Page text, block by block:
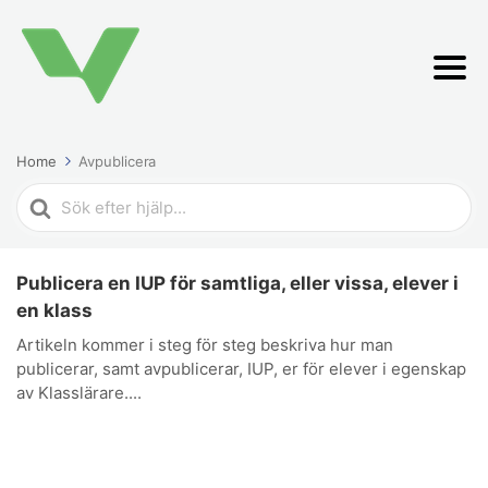
Home Avpublicera
Search
For
Publicera en IUP för samtliga, eller vissa, elever i
en klass
Artikeln kommer i steg för steg beskriva hur man
publicerar, samt avpublicerar, IUP, er för elever i egenskap
av Klasslärare....